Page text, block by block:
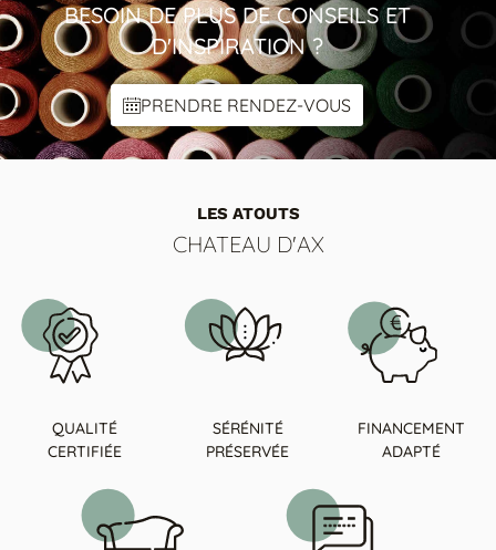
BESOIN DE PLUS DE CONSEILS ET
D'INSPIRATION ?
PRENDRE RENDEZ-VOUS
LES ATOUTS
CHATEAU D'AX
QUALITÉ
CERTIFIÉE
SÉRÉNITÉ
PRÉSERVÉE
FINANCEMENT
ADAPTÉ